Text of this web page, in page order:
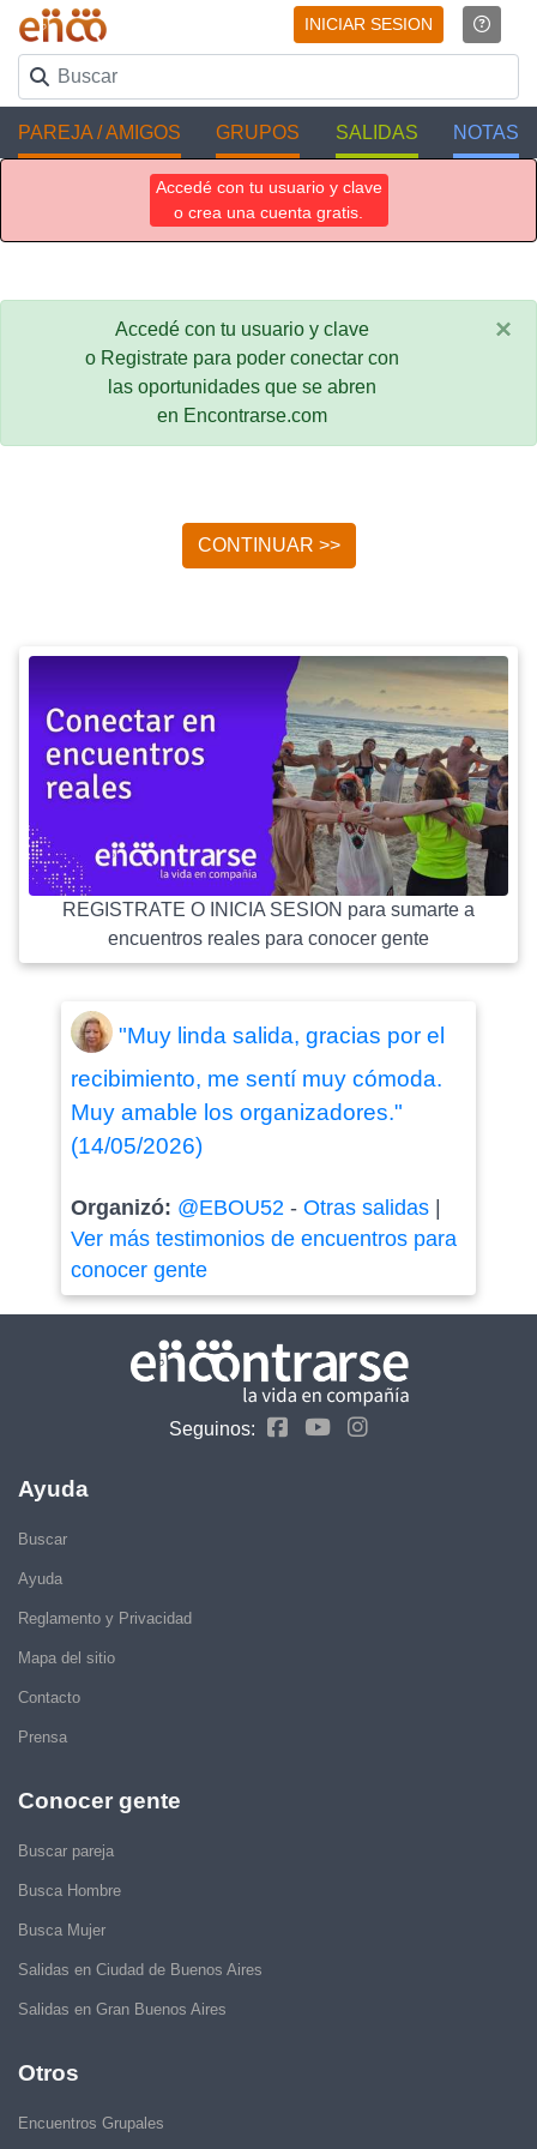
INICIAR SESION
PAREJA / AMIGOS GRUPOS SALIDAS NOTAS
Accedé con tu usuario y clave
o crea una cuenta gratis.
Accedé con tu usuario y clave
o Registrate para poder conectar con
las oportunidades que se abren
en Encontrarse.com
×
CONTINUAR >>
REGISTRATE O INICIA SESION para sumarte a
encuentros reales para conocer gente
"Muy linda salida, gracias por el
recibimiento, me sentí muy cómoda.
Muy amable los organizadores."
(14/05/2026)
Organizó: @EBOU52- Otras salidas|
Ver más testimonios de encuentros para
conocer gente
Seguinos:
Ayuda
Buscar
Ayuda
Reglamento y Privacidad
Mapa del sitio
Contacto
Prensa
Conocer gente
Buscar pareja
Busca Hombre
Busca Mujer
Salidas en Ciudad de Buenos Aires
Salidas en Gran Buenos Aires
Otros
Encuentros Grupales